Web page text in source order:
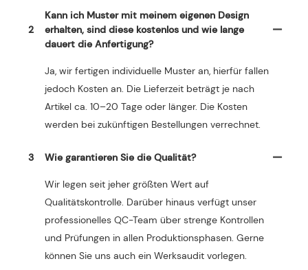
2
Kann ich Muster mit meinem eigenen Design
erhalten, sind diese kostenlos und wie lange
dauert die Anfertigung?
Ja, wir fertigen individuelle Muster an, hierfür fallen
jedoch Kosten an. Die Lieferzeit beträgt je nach
Artikel ca. 10–20 Tage oder länger. Die Kosten
werden bei zukünftigen Bestellungen verrechnet.
3 Wie garantieren Sie die Qualität?
Wir legen seit jeher größten Wert auf
Qualitätskontrolle. Darüber hinaus verfügt unser
professionelles QC-Team über strenge Kontrollen
und Prüfungen in allen Produktionsphasen. Gerne
können Sie uns auch ein Werksaudit vorlegen.